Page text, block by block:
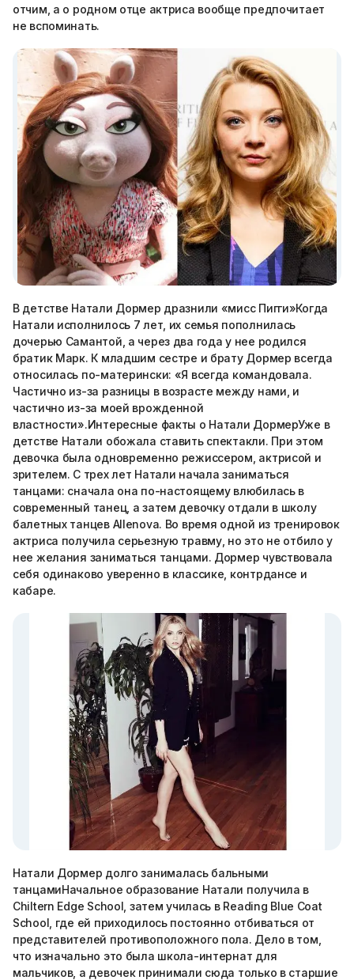
отчим, а о родном отце актриса вообще предпочитает
не вспоминать.
В детстве Натали Дормер дразнили «мисс Пигги»Когда
Натали исполнилось 7 лет, их семья пополнилась
дочерью Самантой, а через два года у нее родился
братик Марк. К младшим сестре и брату Дормер всегда
относилась по-матерински: «Я всегда командовала.
Частично из-за разницы в возрасте между нами, и
частично из-за моей врожденной
властности».Интересные факты о Натали ДормерУже в
детстве Натали обожала ставить спектакли. При этом
девочка была одновременно режиссером, актрисой и
зрителем. С трех лет Натали начала заниматься
танцами: сначала она по-настоящему влюбилась в
современный танец, а затем девочку отдали в школу
балетных танцев Allenova. Во время одной из тренировок
актриса получила серьезную травму, но это не отбило у
нее желания заниматься танцами. Дормер чувствовала
себя одинаково уверенно в классике, контрдансе и
кабаре.
Натали Дормер долго занималась бальными
танцамиНачальное образование Натали получила в
Chiltern Edge School, затем училась в Reading Blue Coat
School, где ей приходилось постоянно отбиваться от
представителей противоположного пола. Дело в том,
что изначально это была школа-интернат для
мальчиков, а девочек принимали сюда только в старшие